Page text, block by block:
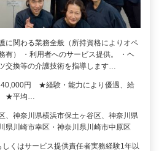
に関わる業務全般（所持資格によりオペ
有） ・利用者へのサービス提供。 ・ヘ
交換等の介護技術を指導します…
円 ★経験・能力により優遇、給
★平均…
、神奈川県横浜市保土ヶ谷区、神奈川県
県川崎市幸区・神奈川県川崎市中原区
しくはサービス提供責任者実務経験1年以